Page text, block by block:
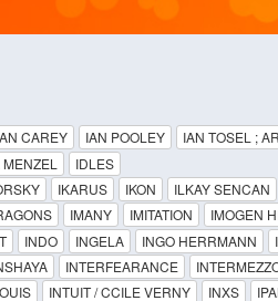
CAREY IAN POOLEY
IAN TOSEL ;
IDLES
IKARUS IKON ILKAY SENCAN
IMANY IMITATION
IMOGEN
INDO INGELA INGO HERRMANN
INTERFEARANCE
INTUIT / CCILE VERNY INXS